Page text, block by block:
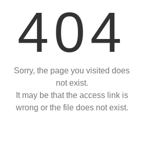
404
Sorry, the page you visited does
not exist.
It may be that the access link is
wrong or the file does not exist.